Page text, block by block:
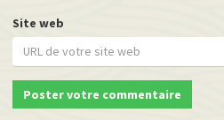
Site web